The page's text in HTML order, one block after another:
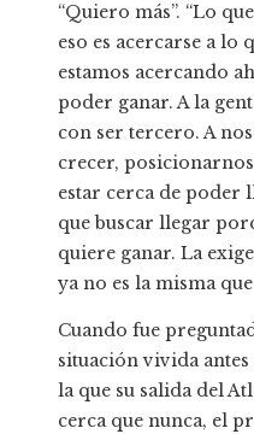
“Quiero más”. “Lo
eso es acercarse a lo
estamos acercando
poder ganar. A la
con ser tercero. A
crecer,
estar cerca de poder
que buscar llegar
quiere ganar. La
ya no es la misma que
Cuando fue
situación vivida
la que su salida del
cerca que nunca, el